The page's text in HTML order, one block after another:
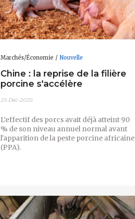
Marchés/Économie Nouvelle
Chine : la reprise de la filière
porcine s'accélère
23-Déc-2020
L’effectif des porcs avait déjà atteint 90
% de son niveau annuel normal avant
l'apparition de la peste porcine africaine
(PPA).